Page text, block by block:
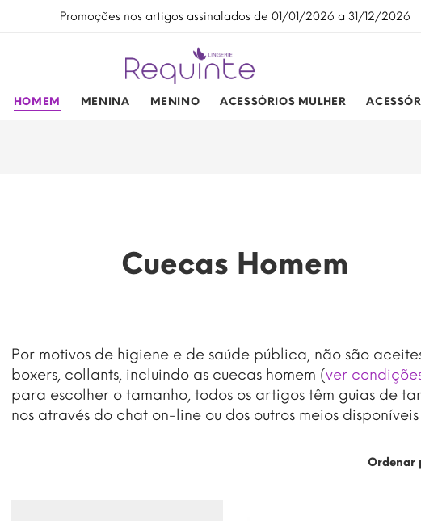
Promoções nos artigos assinalados de 01/01/2026 a 31/12/2026
HOMEM MENINA MENINO ACESSÓRIOS MULHER
Cuecas Homem
Por motivos de higiene e de saúde pública, não são
boxers, collants, incluindo as cuecas homem (ver
para escolher o tamanho, todos os artigos têm guias de
nos através do chat on-line ou dos outros meios disponíveis
Ordenar